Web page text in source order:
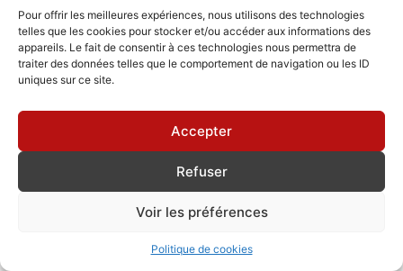
Pour offrir les meilleures expériences, nous utilisons des technologies
telles que les cookies pour stocker et/ou accéder aux informations des
appareils. Le fait de consentir à ces technologies nous permettra de
traiter des données telles que le comportement de navigation ou les ID
uniques sur ce site.
Accepter
Refuser
Voir les préférences
Politique de cookies
Voir plus